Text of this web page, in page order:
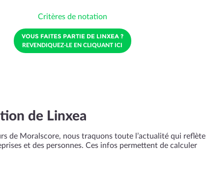
Critères de notation
VOUS FAITES PARTIE DE LINXEA ?
REVENDIQUEZ-LE EN CLIQUANT ICI
de Linxea
de Moralscore, nous traquons toute l’actualité qui reflète
et des personnes. Ces infos permettent de calculer